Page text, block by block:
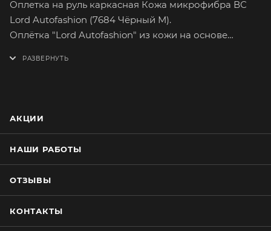
Оплетка на руль каркасная Кожа микрофибра ВС
Lord Autofashion (7684 Чёрный М).
Оплётка "Lord Autofashion" из кожи на основе
Высококачественная микрофибра имеет множество
целостность оригинального материала руля.
форму. Форму оплётки, на протяжении всего срока
каркас, который предотвращает её
АКЦИИ
НАШИ РАБОТЫ
ОТЗЫВЫ
КОНТАКТЫ